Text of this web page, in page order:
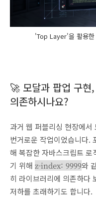
'Top Layer'을 활용한
🚀 모달과 팝업 구현
의존하시나요?
과거 웹 퍼블리싱 현장에
번거로운 작업이었습니다
해 복잡한 자바스크립트
기 위해 z-index: 9999와
히 라이브러리에 의존하다
저하를 초래하기도 합니다.